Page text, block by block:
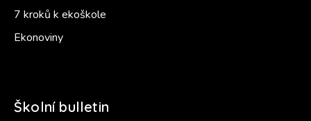
7 kroků k ekoškole
Ekonoviny
Školní bulletin